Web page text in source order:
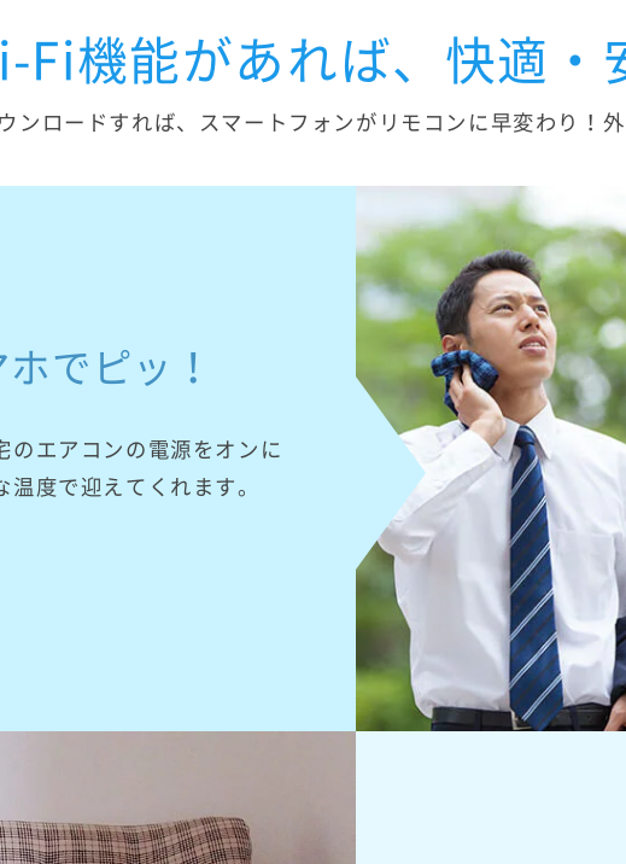
Fi機能があれば、快適・
ンロードすれば、スマートフォンがリモコンに早変わり！
でピッ！
のエアコンの電源をオンに
度で迎えてくれます。